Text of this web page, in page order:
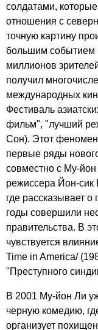
солдатами,
отношения с
точную картину
большим событием
миллионов
получил
международных
Фестиваль
фильм", "лучший
Сон). Этот
первые ряды
совместно с Му-
режиссера Йон-
где рассказывает
годы совершили
правительства. В
чувствуется
Time in America/
"Преступного
В 2001 Му-йон Ли
черную комедию,
организует